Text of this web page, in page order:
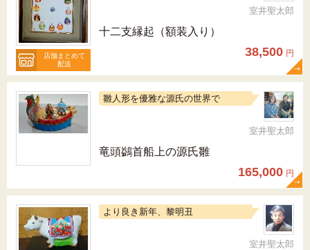
店舗まとめて
配送
室井聖太郎
十二支縁起（額装入り）
38,500 円
雛人形を優雅な源氏の世界で
室井聖太郎
竜頭鷁首船上の源氏雛
165,000 円
より良き新年、黎明丑
室井聖太郎